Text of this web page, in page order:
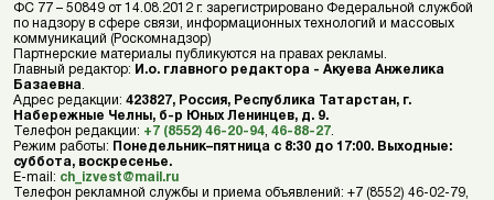
ФС 77 – 50849 от 14.08.2012 г. зарегистрировано Федеральной службой
по надзору в сфере связи, информационных технологий и массовых
коммуникаций (Роскомнадзор)
Партнерские материалы публикуются на правах рекламы.
Главный редактор: И.о. главного редактора - Акуева Анжелика
Базаевна
Адрес редакции: 423827, Россия, Республика Татарстан, г.
Набережные Челны, б-р Юных Ленинцев, д. 9.
Телефон редакции: +7 (8552) 46-20-94 46-88-27
Режим работы: Понедельник–пятница с 8:30 до 17:00. Выходные:
суббота, воскресенье.
E-mail: ch_izvest@mail.ru
Телефон рекламной службы и приема объявлений: +7 (8552) 46-02-79,